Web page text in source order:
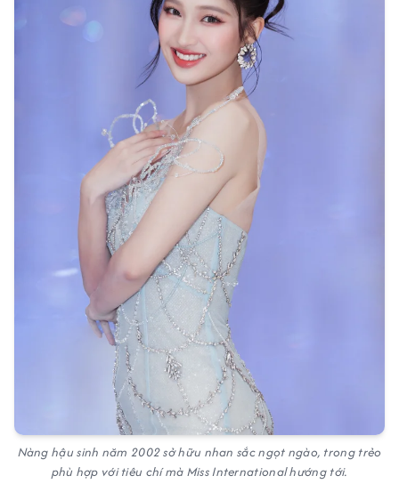
Nàng hậu sinh năm 2002 sở hữu nhan sắc ngọt ngào, trong trẻo
phù hợp với tiêu chí mà Miss International hướng tới.